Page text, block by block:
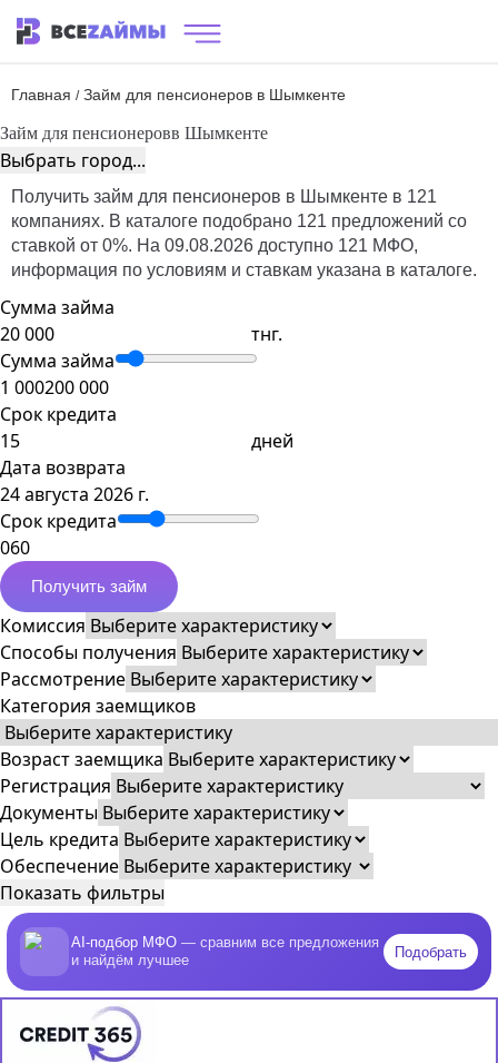
Главная / Займ для пенсионеров в Шымкенте
Займ для пенсионеровв Шымкенте
Выбрать город...
Получить займ для пенсионеров в Шымкенте в 121
компаниях. В каталоге подобрано 121 предложений со
ставкой от 0%. На 09.08.2026 доступно 121 МФО,
информация по условиям и ставкам указана в каталоге.
Сумма займа
тнг.
Сумма займа
1 000200 000
Срок кредита
дней
Дата возврата
24 августа 2026 г.
Срок кредита
060
Получить займ
Комиссия
Способы получения
Рассмотрение
Категория заемщиков
Возраст заемщика
Регистрация
Документы
Цель кредита
Обеспечение
Показать фильтры
AI-подбор МФО — сравним все предложения
и найдём лучшее
Подобрать